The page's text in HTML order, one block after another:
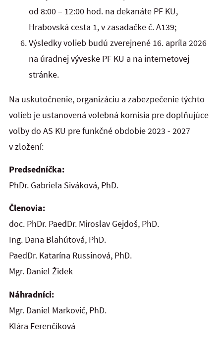
od 8:00 – 12:00 hod. na dekanáte PF KU,
Hrabovská cesta 1, v zasadačke č. A139;
Výsledky volieb budú zverejnené 16. apríla 2026
na úradnej výveske PF KU a na internetovej
stránke.
Na uskutočnenie, organizáciu a zabezpečenie týchto
volieb je ustanovená volebná komisia pre doplňujúce
voľby do AS KU pre funkčné obdobie 2023 - 2027
v zložení:
Predsedníčka:
PhDr. Gabriela Siváková, PhD.
Členovia:
doc. PhDr. PaedDr. Miroslav Gejdoš, PhD.
Ing. Dana Blahútová, PhD.
PaedDr. Katarína Russinová, PhD.
Mgr. Daniel Židek
Náhradníci:
Mgr. Daniel Markovič, PhD.
Klára Ferenčíková